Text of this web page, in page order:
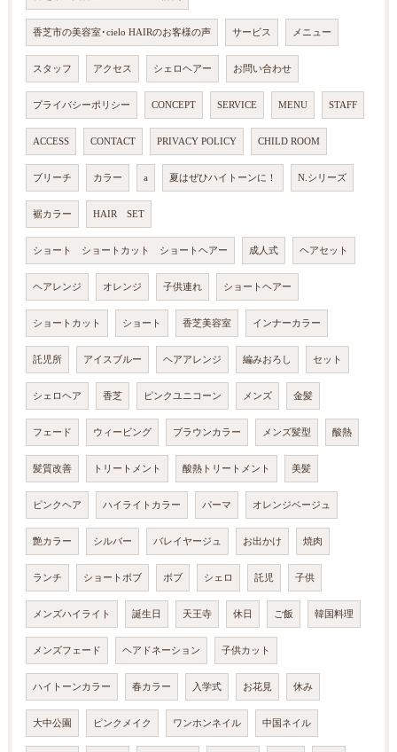
香芝市の美容室･cielo HAIRのお客様の声 サービス メニュー
スタッフ アクセス シェロヘアー お問い合わせ
プライバシーポリシー CONCEPT SERVICE MENU STAFF
ACCESS CONTACT PRIVACY POLICY CHILD ROOM
ブリーチ カラー a 夏はぜひハイトーンに！ N.シリーズ
裾カラー HAIR SET
ショート ショートカット ショートヘアー 成人式 ヘアセット
ヘアレンジ オレンジ 子供連れ ショートヘアー
ショートカット ショート 香芝美容室 インナーカラー
託児所 アイスブルー ヘアアレンジ 編みおろし セット
シェロヘア 香芝 ピンクユニコーン メンズ 金髪
フェード ウィービング ブラウンカラー メンズ髪型 酸熱
髪質改善 トリートメント 酸熱トリートメント 美髪
ピンクヘア ハイライトカラー パーマ オレンジベージュ
艶カラー シルバー バレイヤージュ お出かけ 焼肉
ランチ ショートボブ ボブ シェロ 託児 子供
メンズハイライト 誕生日 天王寺 休日 ご飯 韓国料理
メンズフェード ヘアドネーション 子供カット
ハイトーンカラー 春カラー 入学式 お花見 休み
大中公園 ピンクメイク ワンホンネイル 中国ネイル